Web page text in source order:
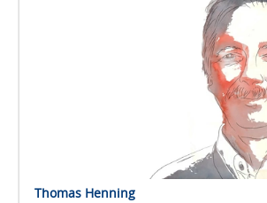
Thomas Henning